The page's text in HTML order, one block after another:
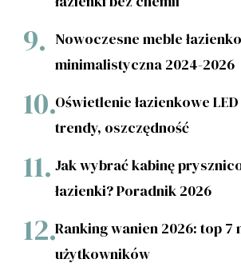
Nowoczesne meble
minimalistyczna 2024-2026
Oświetlenie łazienkowe
trendy, oszczędność
Jak wybrać kabinę
łazienki? Poradnik 2026
Ranking wanien 2026: top 7
użytkowników